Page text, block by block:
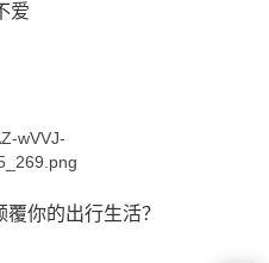
爱
你的出行生活？